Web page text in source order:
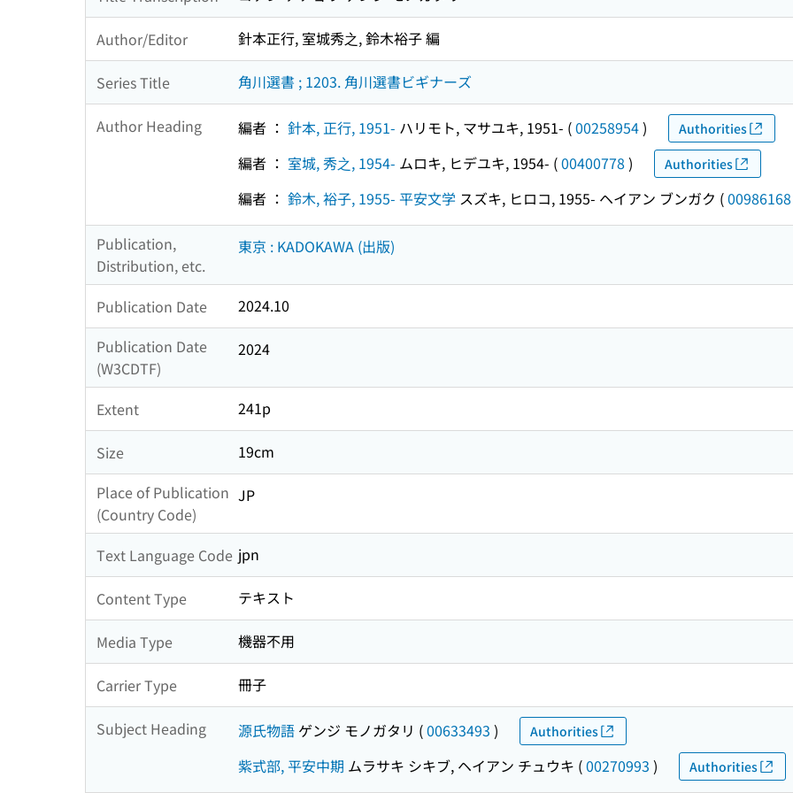
Author/Editor 針本正行, 室城秀之, 鈴木裕子 編
Series Title 角川選書 ; 1203. 角川選書ビギナーズ
Author Heading 編者 ： 針本, 正行, 1951- ハリモト, マサユキ, 1951- (00258954) Authorities
編者 ： 室城, 秀之, 1954- ムロキ, ヒデユキ, 1954- (00400778 ) Authorities
編者 ： 鈴木, 裕子, 1955- 平安文学 スズキ, ヒロコ, 1955- ヘイアン ブンガク (00986168
Publication,
Distribution, etc.
東京 : KADOKAWA (出版)
Publication Date
2024.10
Publication Date
(W3CDTF)
2024
Extent 241p
Size
19cm
Place of Publication
(Country Code)
JP
Text Language Code jpn
Content Type テキスト
Media Type 機器不用
Carrier Type 冊子
Subject Heading 源氏物語 ゲンジ モノガタリ (00633493 ) Authorities
紫式部, 平安中期 ムラサキ シキブ, ヘイアン チュウキ (00270993 ) Authorities